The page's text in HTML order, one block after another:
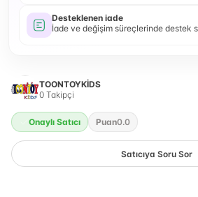
Desteklenen iade
İade ve değişim süreçlerinde destek
TOONTOYKİDS
0 Takipçi
Onaylı Satıcı Puan0.0
Satıcıya Soru Sor